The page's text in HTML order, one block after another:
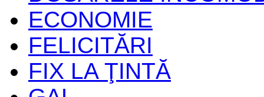
ECONOMIE
FELICITĂRI
FIX LA ŢINTĂ